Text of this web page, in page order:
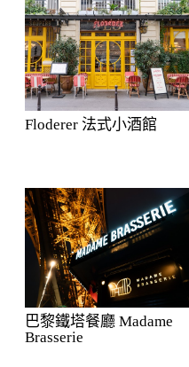
Floderer 法式小酒館
巴黎鐵塔餐廳 Madame
Brasserie